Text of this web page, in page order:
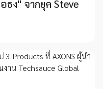
ง" จากยุค Steve